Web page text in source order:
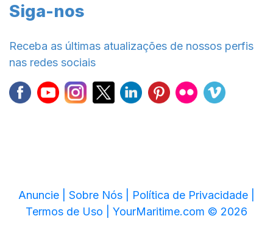
Siga-nos
Receba as últimas atualizações de nossos perfis
nas redes sociais
Anuncie | Sobre Nós | Política de Privacidade |
Termos de Uso | YourMaritime.com © 2026